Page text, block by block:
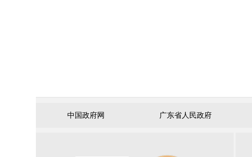
中国政府网 广东省人民政府